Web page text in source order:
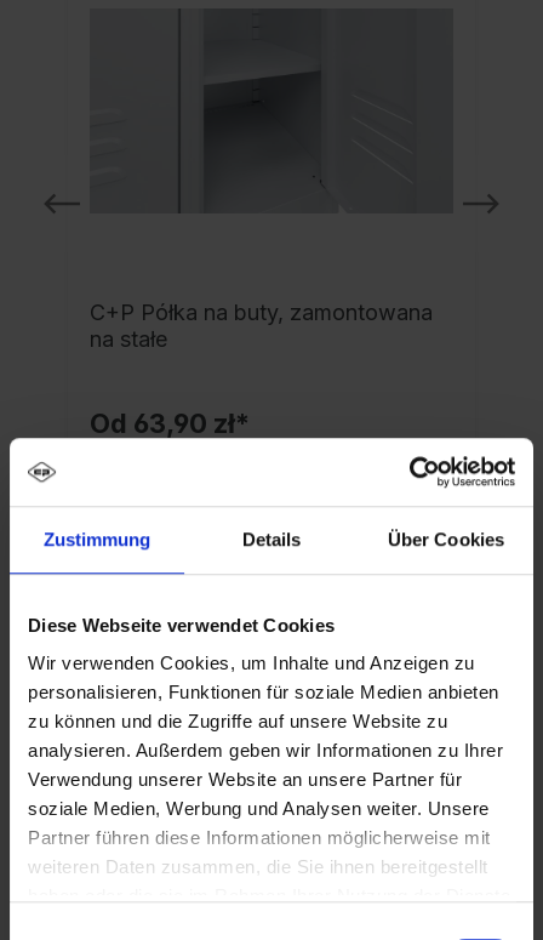
Zustimmung Details Über Cookies
Diese Webseite verwendet Cookies
Wir verwenden Cookies, um Inhalte und Anzeigen zu
personalisieren, Funktionen für soziale Medien anbieten
zu können und die Zugriffe auf unsere Website zu
analysieren. Außerdem geben wir Informationen zu Ihrer
Verwendung unserer Website an unsere Partner für
soziale Medien, Werbung und Analysen weiter. Unsere
Partner führen diese Informationen möglicherweise mit
weiteren Daten zusammen, die Sie ihnen bereitgestellt
C+P Półka na buty, zamontowana
na stałe
Od 63,90 zł*
Opis
Szafka ubraniowa PSA z przegrodą
czyste/brudne Evolo PLUS, 2 przedziały dla 1
osoby, do oddzielnego przechowywania
odzieży o…Więcej